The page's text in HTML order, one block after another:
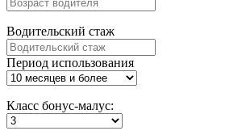
Водительский стаж
Период использования
Класс бонус-малус: